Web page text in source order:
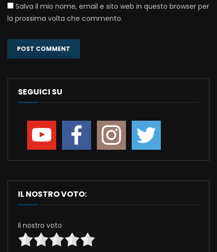
Salva il mio nome, email e sito web in questo browser per
la prossima volta che commento.
SEGUICI SU
IL NOSTRO VOTO:
Il nostro voto